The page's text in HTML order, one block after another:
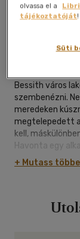
Kívánságlistához
Bessith város
szembenézni.
meredeken
megtelepedett a
kell,
Havonta egy
mennyiségű
Gonosz
egy különleges
+ Mutass
olvassa el a
tájékoztatóját!
Süti